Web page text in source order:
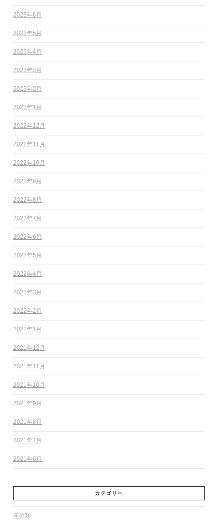
2023年6月
2023年5月
2023年4月
2023年3月
2023年2月
2023年1月
2022年12月
2022年11月
2022年10月
2022年9月
2022年8月
2022年7月
2022年6月
2022年5月
2022年4月
2022年3月
2022年2月
2022年1月
2021年12月
2021年11月
2021年10月
2021年9月
2021年8月
2021年7月
2021年6月
カテゴリー
未分類